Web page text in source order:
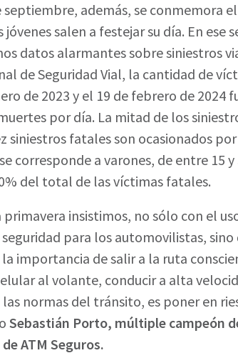
septiembre, además, se conmemora
jóvenes salen a festejar su día. En ese
datos alarmantes sobre siniestros
de Seguridad Vial, la cantidad de
de 2023 y el 19 de febrero de 2024
por día. La mitad de los
siniestros fatales son ocasionados
corresponde a varones, de entre 15
del total de las víctimas fatales.
primavera insistimos, no sólo con el
para los automovilistas, sino
la importancia de salir a la ruta
al volante, conducir a alta
normas del tránsito, es poner en
Sebastián Porto, múltiple campeón
ATM Seguros.